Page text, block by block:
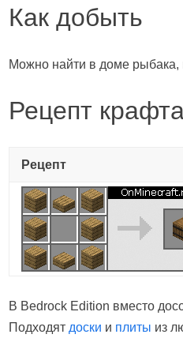
Как добыть
Можно найти в доме рыбака,
Рецепт
Рецепт
В Bedrock Edition вместо
Подходят доски и плиты из